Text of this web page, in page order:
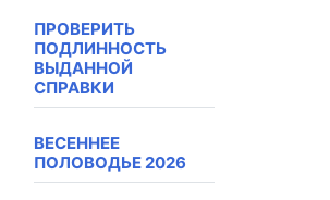
ПРОВЕРИТЬ
ПОДЛИННОСТЬ
ВЫДАННОЙ
СПРАВКИ
ВЕСЕННЕЕ
ПОЛОВОДЬЕ 2026